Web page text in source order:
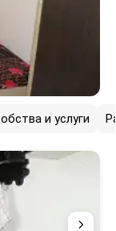
и услуги